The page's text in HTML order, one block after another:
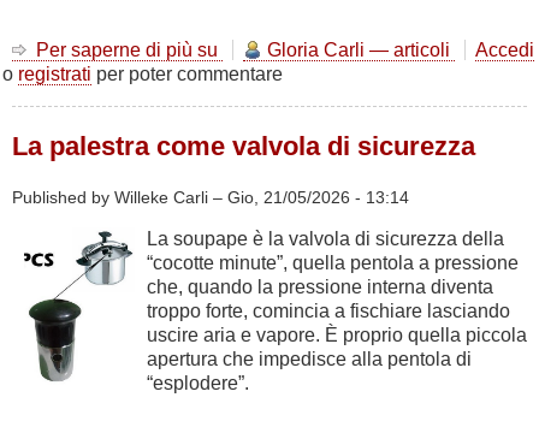
Per saperne di più su
Biomeccanica
e
la
in
attrezzi
è
una
variabile
scientifica
Gloria Carli — articoli
Accedi
o registrati per poter commentare
La palestra come valvola di sicurezza
Published by Willeke Carli – Gio, 21/05/2026 - 13:14
La soupape è la valvola di sicurezza della
“cocotte minute”, quella pentola a pressione
che, quando la pressione interna diventa
troppo forte, comincia a fischiare lasciando
uscire aria e vapore. È proprio quella piccola
apertura che impedisce alla pentola di
“esplodere”.